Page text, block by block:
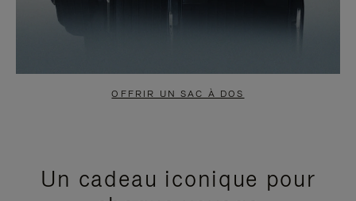
OFFRIR UN SAC À DOS
Un cadeau iconique pour